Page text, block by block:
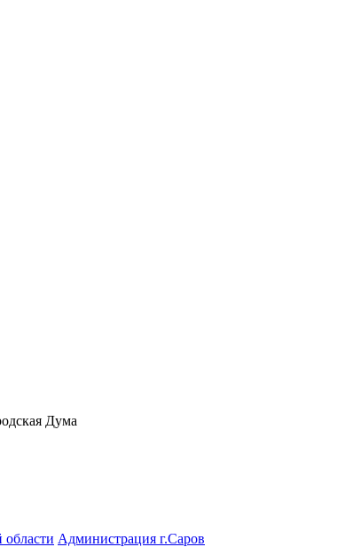
Дума
Администрация г.Саров